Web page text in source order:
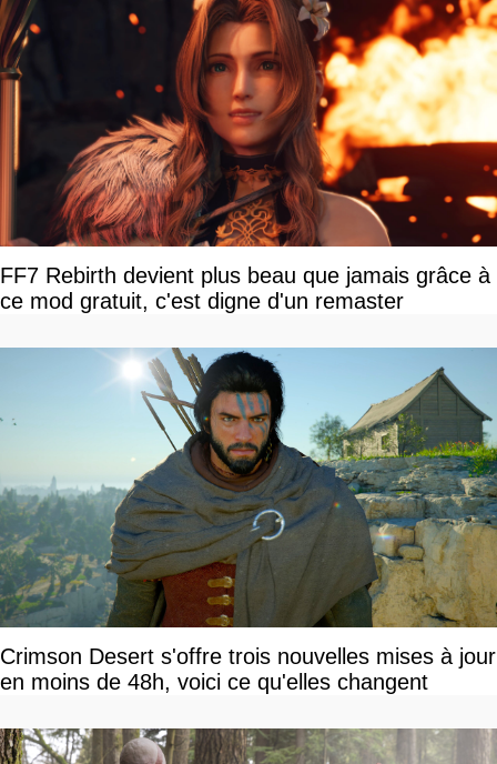
FF7 Rebirth devient plus beau que jamais grâce à
ce mod gratuit, c'est digne d'un remaster
Crimson Desert s'offre trois nouvelles mises à jour
en moins de 48h, voici ce qu'elles changent